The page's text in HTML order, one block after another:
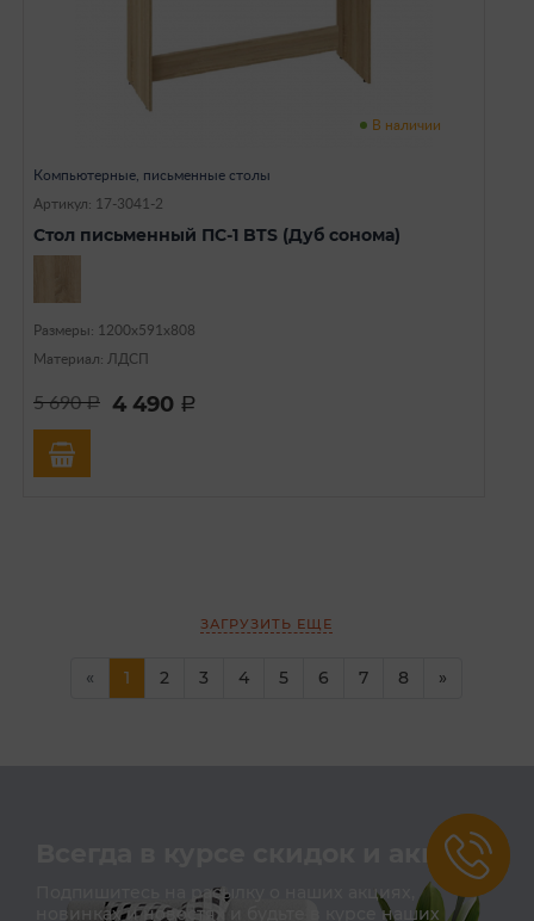
В наличии
Компьютерные, письменные столы
Артикул: 17-3041-2
Стол письменный ПС-1 BTS (Дуб сонома)
Размеры: 1200х591х808
Материал: ЛДСП
5 690a 4 490 a
ЗАГРУЗИТЬ ЕЩЕ
« 1(current)
2 3 4 5 6 7 8 »
Всегда в курсе скидок и акций
Подпишитесь на расылку о наших акциях,
новинках и новостях и будьте в курсе наших